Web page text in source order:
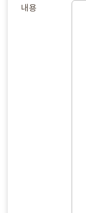
내용